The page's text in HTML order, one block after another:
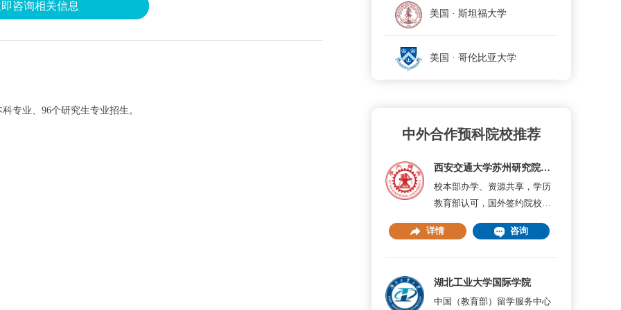
咨询相关信息
专业、96个研究生专业招生。
美国 · 斯坦福大学
美国 · 哥伦比亚大学
中外合作预科院校推荐
西安交通大学苏州研究院出国留学
校本部办学、资源共享，学历
教育部认可，国外签约院校保
详情
咨询
湖北工业大学国际学院
中国（教育部）留学服务中心